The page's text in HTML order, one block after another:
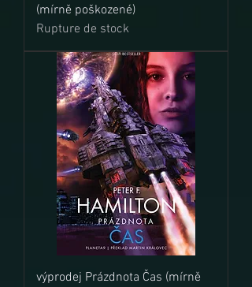
(mírně poškozené)
Rupture de stock
výprodej Prázdnota Čas (mírně